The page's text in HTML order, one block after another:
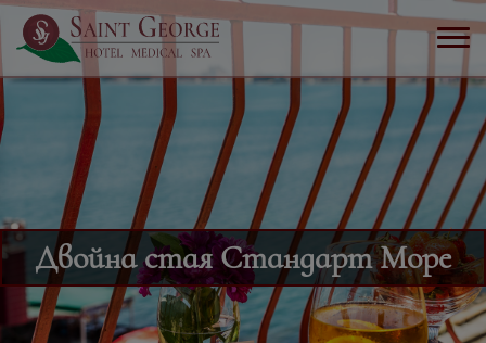
Двойна стая Стандарт Море